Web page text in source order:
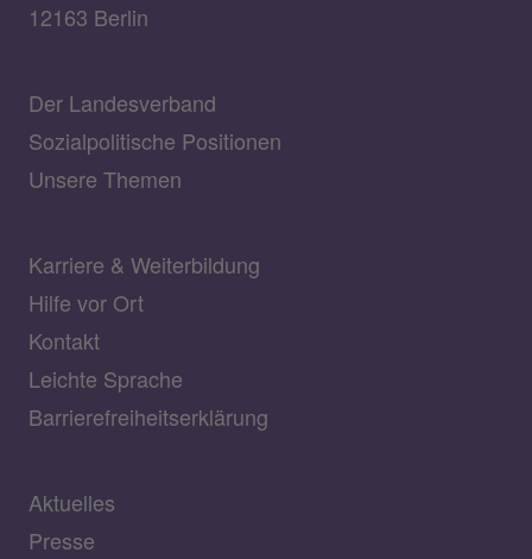
12163 Berlin
Der Landesverband
Sozialpolitische Positionen
Unsere Themen
Karriere & Weiterbildung
Hilfe vor Ort
Kontakt
Leichte Sprache
Barrierefreiheitserklärung
Aktuelles
Presse